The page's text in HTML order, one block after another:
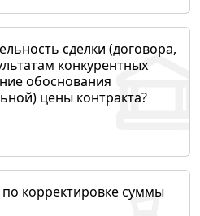
сделки (договора,
конкурентных
обоснования
цены контракта?
корректировке суммы